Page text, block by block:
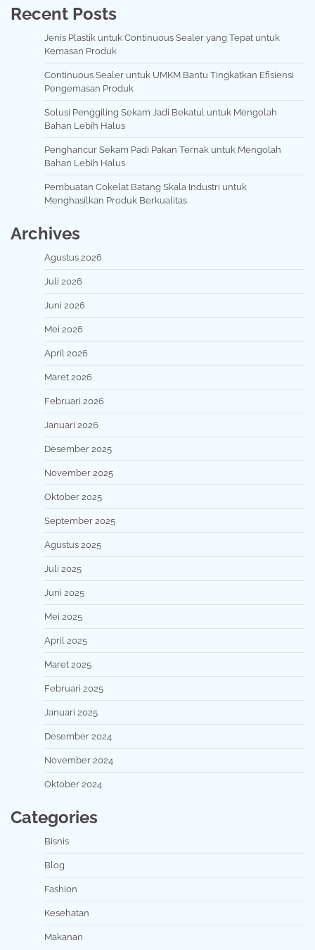
Recent Posts
Jenis Plastik untuk Continuous Sealer yang Tepat untuk
Kemasan Produk
Continuous Sealer untuk UMKM Bantu Tingkatkan Efisiensi
Pengemasan Produk
Solusi Penggiling Sekam Jadi Bekatul untuk Mengolah
Bahan Lebih Halus
Penghancur Sekam Padi Pakan Ternak untuk Mengolah
Bahan Lebih Halus
Pembuatan Cokelat Batang Skala Industri untuk
Menghasilkan Produk Berkualitas
Archives
Agustus 2026
Juli 2026
Juni 2026
Mei 2026
April 2026
Maret 2026
Februari 2026
Januari 2026
Desember 2025
November 2025
Oktober 2025
September 2025
Agustus 2025
Juli 2025
Juni 2025
Mei 2025
April 2025
Maret 2025
Februari 2025
Januari 2025
Desember 2024
November 2024
Oktober 2024
Categories
Bisnis
Blog
Fashion
Kesehatan
Makanan